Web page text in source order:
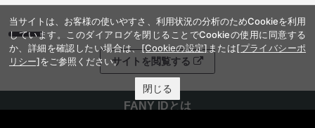
サイトを閲覧する
FANY IDとは
当サイトは、お客様の使いやすさ、利用状況の分析のためCookieを利用
しています。このダイアログを閉じることでCookieの使用に同意する
か、詳細を確認したい場合は、[Cookieの設定]または[プライバシーポ
リシー]をご参照ください。
閉じる